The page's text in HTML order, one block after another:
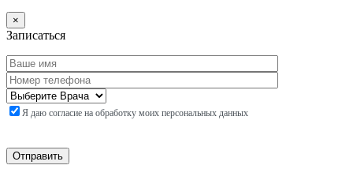
×
Записаться
Я даю согласие на обработку моих персональных данных